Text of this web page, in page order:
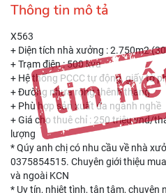
Thông tin mô tả
X563
+ Diện tích nhà xưởng : 2.750m2
+ Trạm điện : 500 kva
+ Hệ thống PCCC tự động, giấy tờ
+ Đường nhựa rộng thênh thang
+ Phù hợp sản xuất đa ngành nghề
+ Giá cho thuê chỉ : 250 triệu vnd/
lượng
* Qúy anh chị có nhu cầu về nhà
0375854515. Chuyên giới thiệu
và ngoài KCN
* Uy tín, nhiệt tình, tận tâm, chuyên